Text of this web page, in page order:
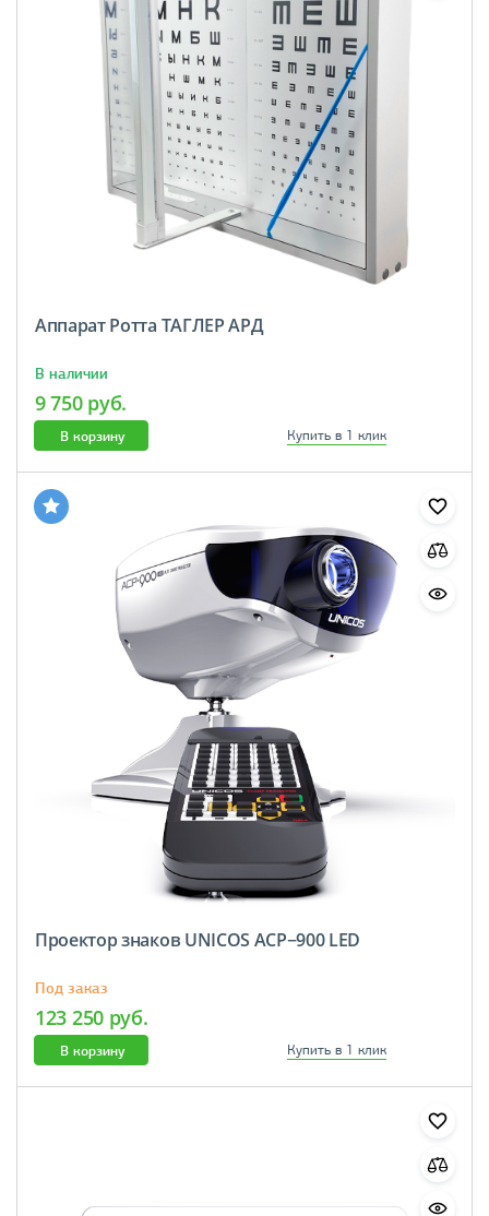
Аппарат Ротта ТАГЛЕР АРД
В наличии
9 750 руб.
В корзину Купить в 1 клик
Проектор знаков UNICOS AСР−900 LED
Под заказ
123 250 руб.
В корзину Купить в 1 клик